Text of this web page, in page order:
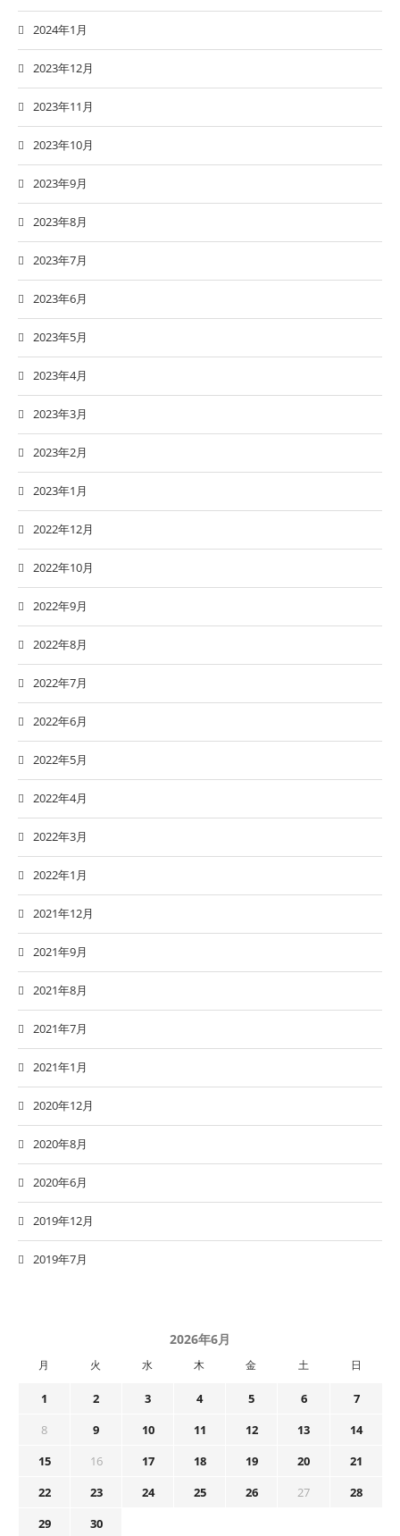
2024年1月
2023年12月
2023年11月
2023年10月
2023年9月
2023年8月
2023年7月
2023年6月
2023年5月
2023年4月
2023年3月
2023年2月
2023年1月
2022年12月
2022年10月
2022年9月
2022年8月
2022年7月
2022年6月
2022年5月
2022年4月
2022年3月
2022年1月
2021年12月
2021年9月
2021年8月
2021年7月
2021年1月
2020年12月
2020年8月
2020年6月
2019年12月
2019年7月
2026年6月
月 火 水 木 金 土 日
1 2 3 4 5 6
7
8
9 10 11 12 13
14
15
16 17 18 19 20
21
22
23 24 25 26 27
28
29
30